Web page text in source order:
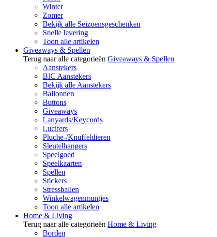
Winter
Zomer
Bekijk alle Seizoensgeschenken
Snelle levering
Toon alle artikelen
Giveaways & Spellen
Terug naar alle categorieën Giveaways & Spellen
Aanstekers
BIC Aanstekers
Bekijk alle Aanstekers
Ballonnen
Buttons
Giveaways
Lanyards/Keycords
Lucifers
Pluche-/Knuffeldieren
Sleutelhangers
Speelgoed
Speelkaarten
Spellen
Stickers
Stressballen
Winkelwagenmuntjes
Toon alle artikelen
Home & Living
Terug naar alle categorieën Home & Living
Borden